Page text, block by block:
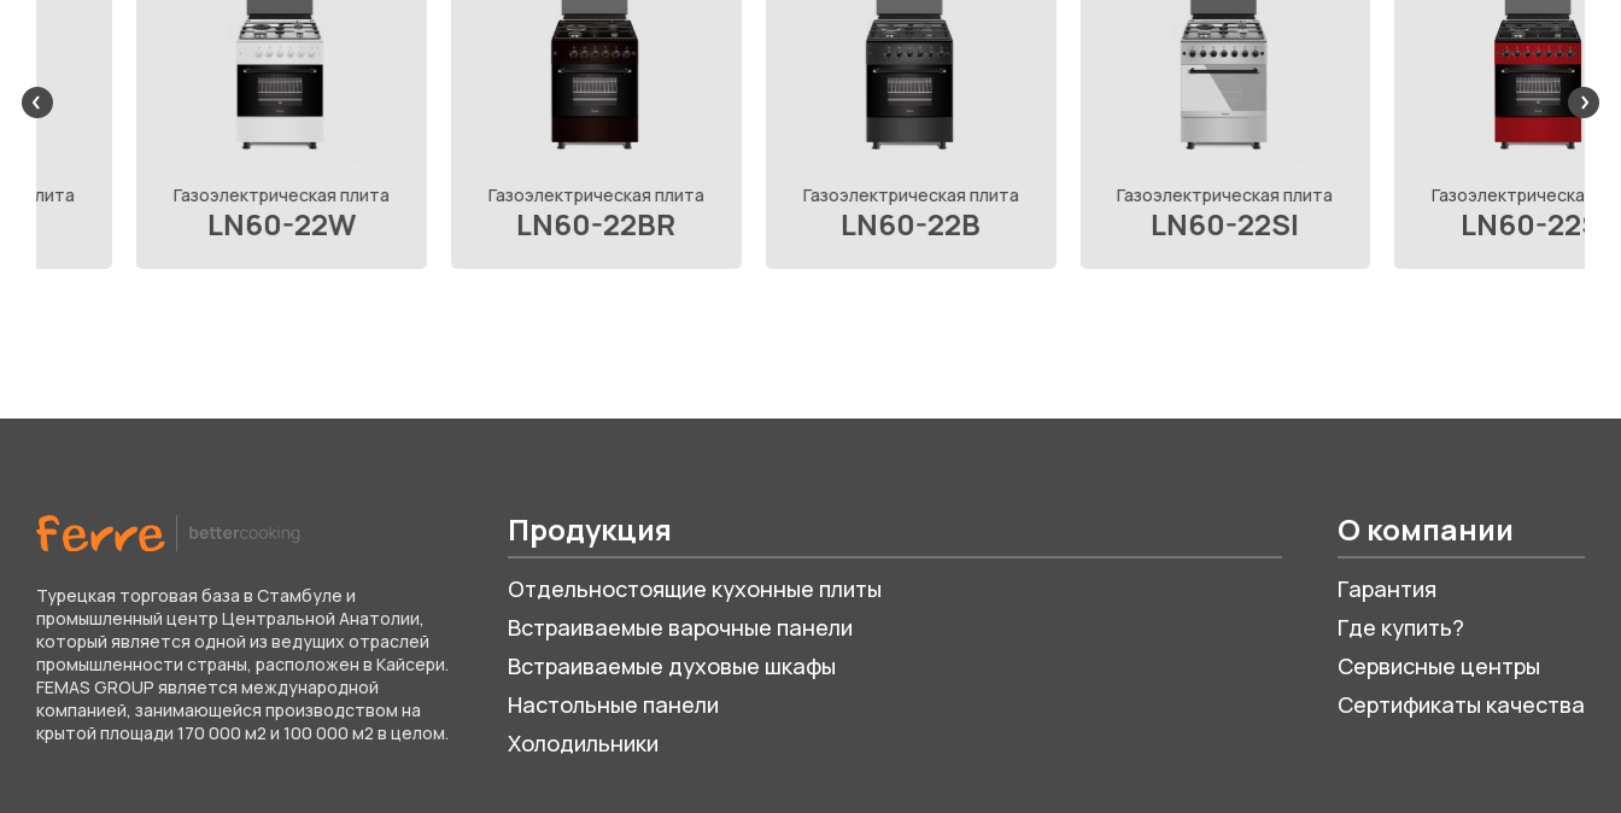
Газоэлектрическая плита
LN60-22W
Газоэлектрическая плита
LN60-22BR
Газоэлектрическая плита
LN60-22B
Газоэлектрическая плита
LN60-22SI
Газоэлектрическая плита
LN60-22SR
Продукция
Отдельностоящие кухонные плиты
Встраиваемые варочные панели
Встраиваемые духовые шкафы
Настольные панели
Холодильники
О компании
Гарантия
Где купить?
Сервисные центры
Сертификаты качества
Турецкая торговая база в Стамбуле и
промышленный центр Центральной Анатолии,
который является одной из ведущих отраслей
промышленности страны, расположен в Кайсери.
FEMAS GROUP является международной
компанией, занимающейся производством на
крытой площади 170 000 м2 и 100 000 м2 в целом.